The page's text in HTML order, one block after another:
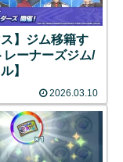
ス】ジム移籍す
ーナーズジム/
】
2026.03.10